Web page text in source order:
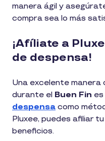
manera ágil y
compra sea lo más
¡Afíliate a
de despensa!
Una excelente manera
durante el Buen Fin
despensa como
Pluxee, puedes afiliar
beneficios.